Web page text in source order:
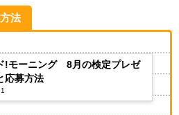
法
!モーニング 8月の検定プレゼ
応募方法